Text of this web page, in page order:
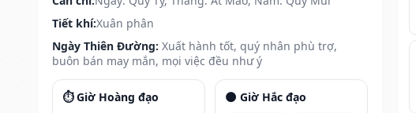
Tiết khí:Xuân phân
Ngày Thiên Đường: Xuất hành tốt, quý nhân phù trợ,
buôn bán may mắn, mọi việc đều như ý
⏱️ Giờ Hoàng đạo 🌑 Giờ Hắc đạo